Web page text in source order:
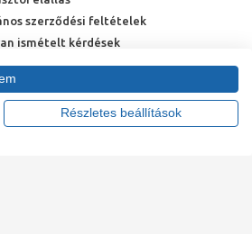
szerződési feltételek
ismételt kérdések
rendelés menete
feltételek
Részletes beállítások